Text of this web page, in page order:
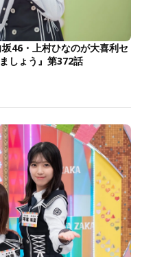
46・上村ひなのが大喜利セ
しょう』第372話